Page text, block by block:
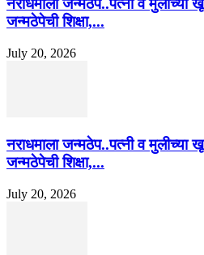
नराधमाला जन्मठेप..पत्नी व
जन्मठेपेची शिक्षा,...
July 20, 2026
नराधमाला जन्मठेप..पत्नी व
जन्मठेपेची शिक्षा,...
July 20, 2026